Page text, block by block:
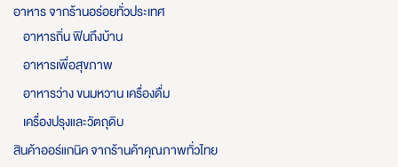
อาหาร จากร้านอร่อยทั่วประเทศ
อาหารถิ่น ฟินถึงบ้าน
อาหารเพื่อสุขภาพ
อาหารว่าง ขนมหวาน เครื่องดื่ม
เครื่องปรุงและวัตถุดิบ
สินค้าออร์แกนิค จากร้านค้าคุณภาพทั่วไทย